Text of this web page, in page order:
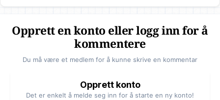
Opprett en konto eller logg inn for å
kommentere
Du må være et medlem for å kunne skrive en kommentar
Opprett konto
Det er enkelt å melde seg inn for å starte en ny konto!